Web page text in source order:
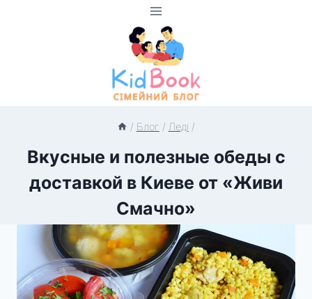
/ Блог / Леді /
Вкусные и полезные обеды с
доставкой в Киеве от «Живи
Смачно»